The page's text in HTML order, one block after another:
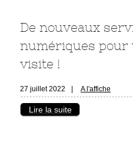
De nouveaux
numériques pour
visite !
27 juillet 2022 | A l'affiche
Lire la suite